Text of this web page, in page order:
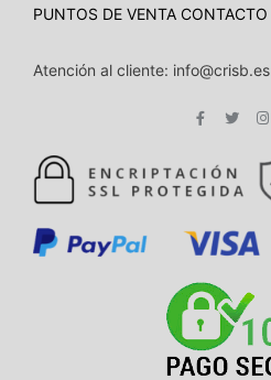
PUNTOS DE VENTA CONTACTO
Atención al cliente: info@crisb.es